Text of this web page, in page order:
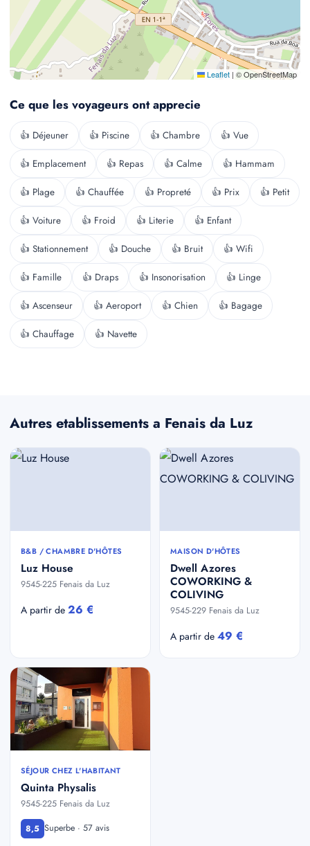
Leaflet | © OpenStreetMap
Ce que les voyageurs ont apprecie
👍 Déjeuner 👍 Piscine 👍 Chambre 👍 Vue
👍 Emplacement 👍 Repas 👍 Calme 👍 Hammam
👍 Plage 👍 Chauffée 👍 Propreté 👍 Prix 👍 Petit
👍 Voiture 👍 Froid 👍 Literie 👍 Enfant
👍 Stationnement 👍 Douche 👍 Bruit 👍 Wifi
👍 Famille 👍 Draps 👍 Insonorisation 👍 Linge
👍 Ascenseur 👍 Aeroport 👍 Chien 👍 Bagage
👍 Chauffage 👍 Navette
Autres etablissements a Fenais da Luz
B&B / CHAMBRE D'HÔTES
Luz House
9545-225 Fenais da Luz
A partir de 26 €
MAISON D'HÔTES
Dwell Azores
COWORKING &
COLIVING
9545-229 Fenais da Luz
A partir de 49 €
SÉJOUR CHEZ L'HABITANT
Quinta Physalis
9545-225 Fenais da Luz
8,5 Superbe · 57 avis